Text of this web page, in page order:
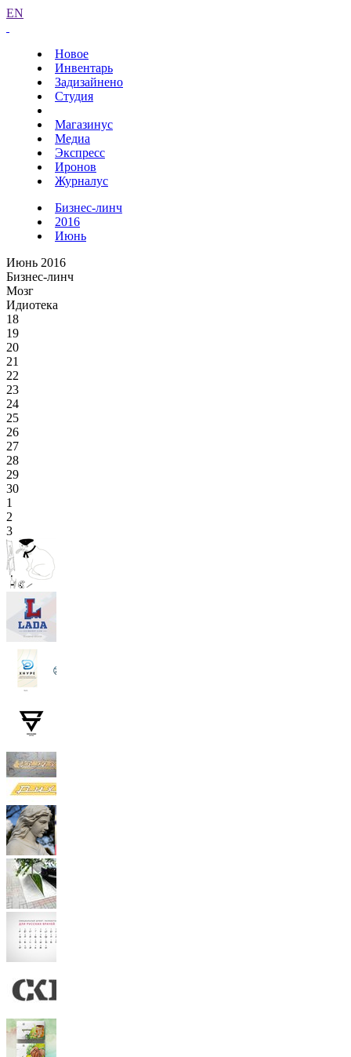
EN
Новое
Инвентарь
Задизайнено
Студия
Магазинус
Медиа
Экспресс
Иронов
Журналус
Бизнес-линч
2016
Июнь
Июнь 2016
Бизнес-линч
Мозг
Идиотека
18
19
20
21
22
23
24
25
26
27
28
29
30
1
2
3